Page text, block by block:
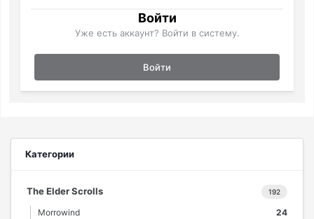
Войти
Уже есть аккаунт? Войти в систему.
Войти
Категории
192
The Elder Scrolls
24
Morrowind